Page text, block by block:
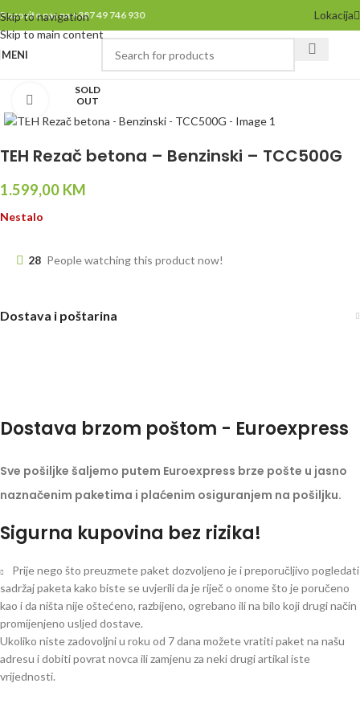
Skip to navigation
Skip to main content
Pozovite nas na +387 49 746 930 Lokacija
MENI
SOLD
OUT
Click to enlarge
TEH Rezač betona – Benzinski – TCC500G
1.599,00 KM
Nestalo
28 People watching this product now!
Dostava i poštarina
Dostava brzom poštom - Euroexpress
Sve pošiljke šaljemo putem Euroexpress brze pošte u jasno
naznačenim paketima i plaćenim osiguranjem na pošiljku.
Sigurna kupovina bez rizika!
Prije nego što preuzmete paket dozvoljeno je i preporučljivo pogledati
sadržaj paketa kako biste se uvjerili da je riječ o onome što je poručeno
kao i da ništa nije oštećeno, razbijeno, ogrebano ili na bilo koji drugi način
promijenjeno usljed dostave.
Ukoliko niste zadovoljni u roku od 7 dana možete vratiti paket na našu
adresu i dobiti povrat novca ili zamjenu za neki drugi artikal iste
vrijednosti.